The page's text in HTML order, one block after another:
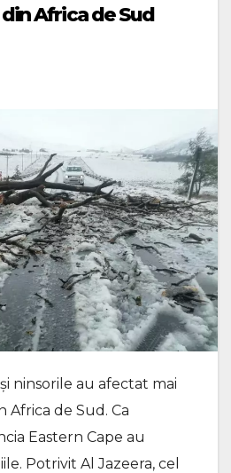
Africa de Sud
ninsorile au afectat mai
de Sud. Ca
Eastern Cape au
Potrivit Al Jazeera, cel